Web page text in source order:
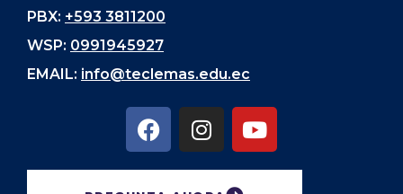
PBX: +593 3811200
WSP: 0991945927
EMAIL: info@teclemas.edu.ec